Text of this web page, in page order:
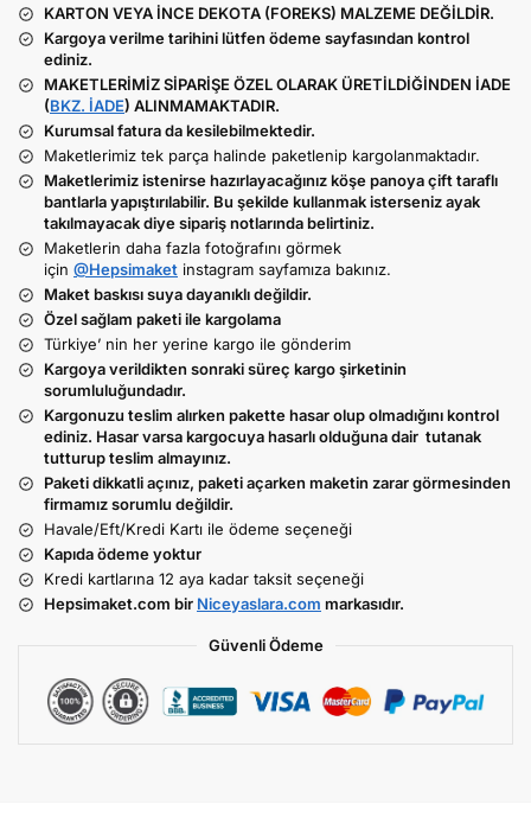
KARTON VEYA İNCE DEKOTA (FOREKS) MALZEME DEĞİLDİR.
Kargoya verilme tarihini lütfen ödeme sayfasından kontrol
ediniz.
MAKETLERİMİZ SİPARİŞE ÖZEL OLARAK ÜRETİLDİĞİNDEN İADE
(BKZ. İADE) ALINMAMAKTADIR.
Kurumsal fatura da kesilebilmektedir.
Maketlerimiz tek parça halinde paketlenip kargolanmaktadır.
Maketlerimiz istenirse hazırlayacağınız köşe panoya çift taraflı
bantlarla yapıştırılabilir. Bu şekilde kullanmak isterseniz ayak
takılmayacak diye sipariş notlarında belirtiniz.
Maketlerin daha fazla fotoğrafını görmek
için @Hepsimaket instagram sayfamıza bakınız.
Maket baskısı suya dayanıklı değildir.
Özel sağlam paketi ile kargolama
Türkiye’ nin her yerine kargo ile gönderim
Kargoya verildikten sonraki süreç kargo şirketinin
sorumluluğundadır.
Kargonuzu teslim alırken pakette hasar olup olmadığını kontrol
ediniz. Hasar varsa kargocuya hasarlı olduğuna dair tutanak
tutturup teslim almayınız.
Paketi dikkatli açınız, paketi açarken maketin zarar görmesinden
firmamız sorumlu değildir.
Havale/Eft/Kredi Kartı ile ödeme seçeneği
Kapıda ödeme yoktur
Kredi kartlarına 12 aya kadar taksit seçeneği
Hepsimaket.com bir Niceyaslara.com markasıdır.
Güvenli Ödeme